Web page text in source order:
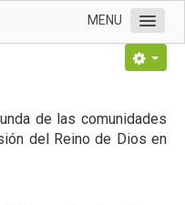
MENU
de las comunidades
del Reino de Dios en